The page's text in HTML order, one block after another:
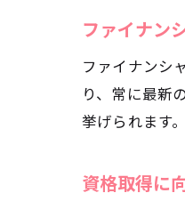
ファイナン
ファイナンシ
り、常に最新
挙げられます
資格取得に